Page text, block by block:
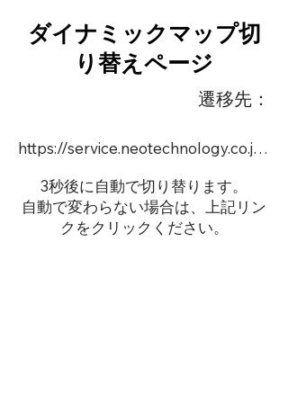
ダイナミックマップ切
り替えページ
遷移先：
https://service.neotechnology.co.jp/demo/18990FMV/FreeMindView.html
3秒後に自動で切り替ります。
自動で変わらない場合は、上記リン
クをクリックください。